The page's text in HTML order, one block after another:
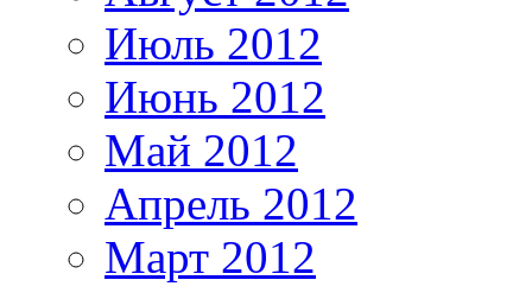
Июль 2012
Июнь 2012
Май 2012
Апрель 2012
Март 2012